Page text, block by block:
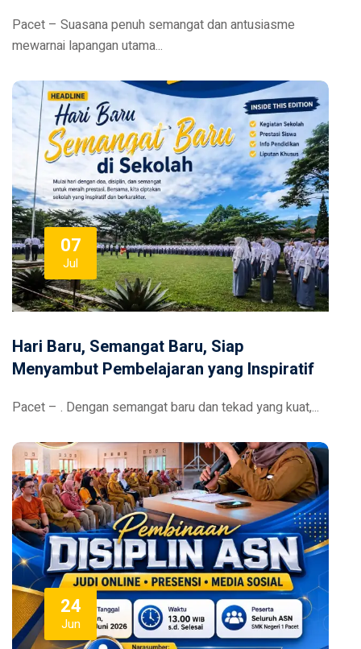
Pacet – Suasana penuh semangat dan antusiasme
mewarnai lapangan utama...
07
Jul
Hari Baru, Semangat Baru, Siap
Menyambut Pembelajaran yang Inspiratif
Pacet – . Dengan semangat baru dan tekad yang kuat,...
24
Jun